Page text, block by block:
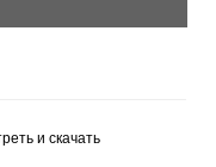
и скачать